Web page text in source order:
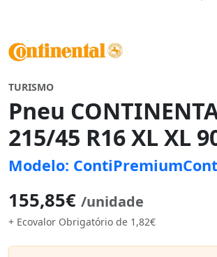
TURISMO
Pneu
215/45 R16 XL XL
Modelo:
155,85€ /unidade
+ Ecovalor Obrigatório de 1,82€